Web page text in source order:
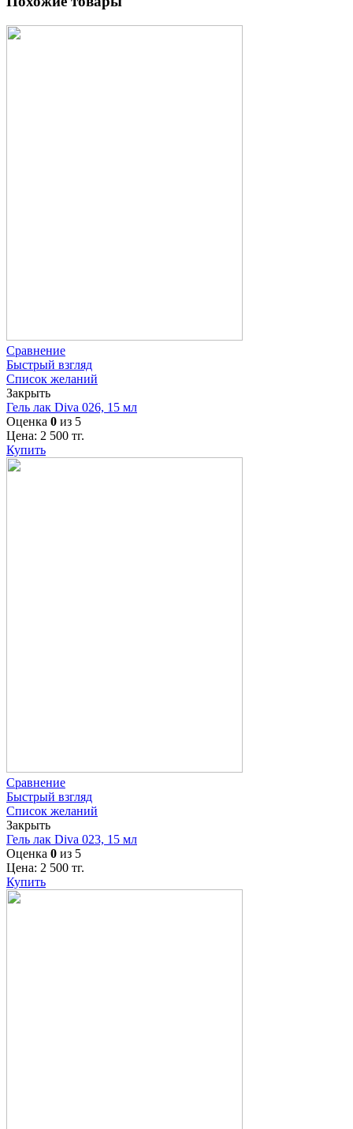
Сравнение
Быстрый взгляд
Список желаний
Закрыть
Гель лак Diva 026, 15 мл
Оценка 0 из 5
Цена: 2 500 тг.
Купить
Сравнение
Быстрый взгляд
Список желаний
Закрыть
Гель лак Diva 023, 15 мл
Оценка 0 из 5
Цена: 2 500 тг.
Купить